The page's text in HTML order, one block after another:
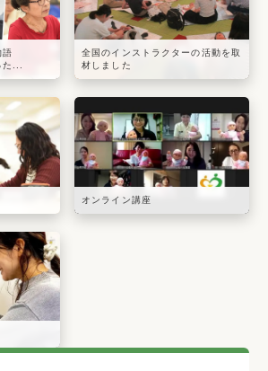
語
た...
全国のインストラクターの活動を取
材しました
オンライン講座